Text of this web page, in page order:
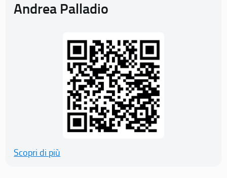
Andrea Palladio
Scopri di più